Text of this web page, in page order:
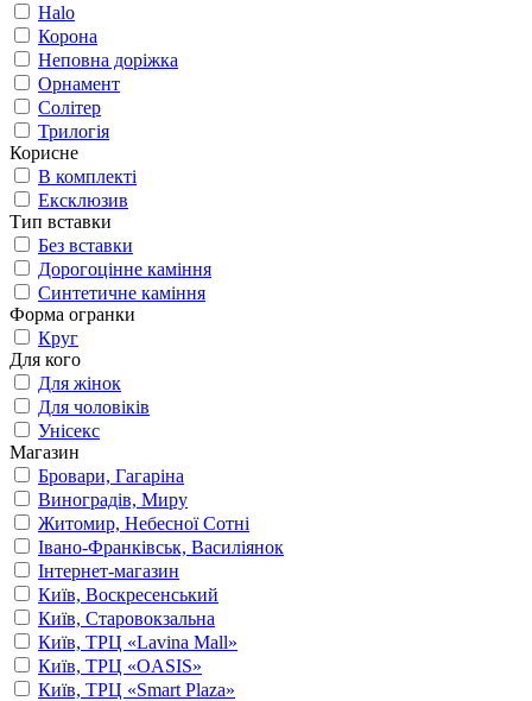
Halo
Корона
Неповна доріжка
Орнамент
Солітер
Трилогія
Корисне
В комплекті
Ексклюзив
Тип вставки
Без вставки
Дорогоцінне каміння
Синтетичне каміння
Форма огранки
Круг
Для кого
Для жінок
Для чоловіків
Унісекс
Магазин
Бровари, Гагаріна
Виноградів, Миру
Житомир, Небесної Сотні
Івано-Франківськ, Василіянок
Інтернет-магазин
Київ, Воскресенський
Київ, Старовокзальна
Київ, ТРЦ «Lavina Mall»
Київ, ТРЦ «OASIS»
Київ, ТРЦ «Smart Plaza»